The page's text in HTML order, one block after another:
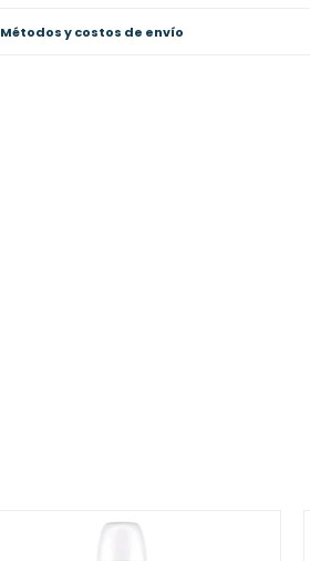
Métodos y costos de envío